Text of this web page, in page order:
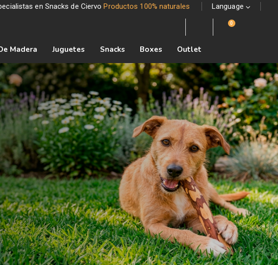
en Snacks de CiervoProductos 100% naturales Language
0
Madera Juguetes Snacks Boxes Outlet